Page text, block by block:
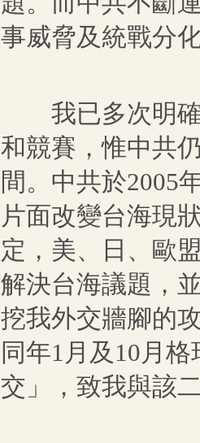
事威脅及統戰分
我已多次明確
和競賽，惟中共
間。中共於2005
片面改變台海現
定，美、日、歐
解決台海議題，
挖我外交牆腳的
同年1月及10月
交」，致我與該